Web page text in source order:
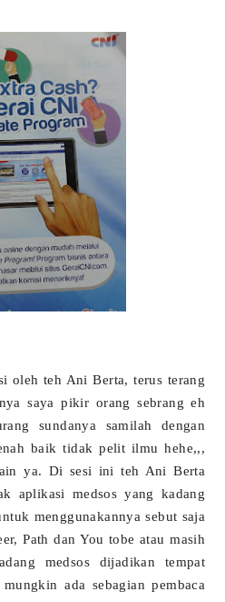
oleh teh Ani Berta, terus terang
saya pikir orang sebrang eh
sundanya samilah dengan
baik tidak pelit ilmu hehe,,,
ya. Di sesi ini teh Ani Berta
aplikasi medsos yang kadang
menggunakannya sebut saja
Path dan You tobe atau masih
medsos dijadikan tempat
ada sebagian pembaca